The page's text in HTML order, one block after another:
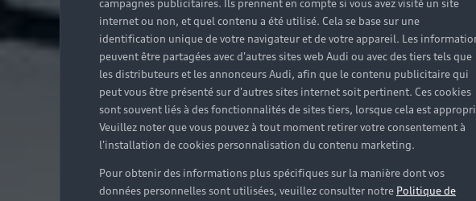
campagnes publicitaires. Ils prennent en compte si vous avez visité un site
internet ou non, et quel contenu a été utilisé. Cela se base sur une
identification unique de votre navigateur et de votre appareil. Les
peuvent être partagées avec d'autres sites web Audi ou avec des tiers tels que
les distributeurs et les annonceurs Audi, afin que le contenu publicitaire qui
peut vous être présenté sur d'autres sites internet soit pertinent. Ces cookies
sont souvent liés à des fonctionnalités de sites tiers, lorsque cela est
Veuillez noter que vous pouvez à tout moment retirer votre consentement à
l'installation de cookies personnalisation du contenu marketing.
Pour obtenir des informations plus spécifiques sur la manière dont vos
données personnelles sont utilisées, veuillez consulter notre Politique de